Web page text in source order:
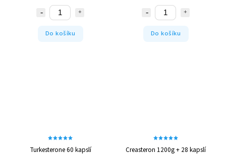
Do košíku Do košíku
Turkesterone 60 kapslí Creasteron 1200g + 28 kapslí